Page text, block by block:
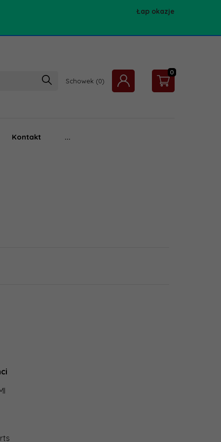
Łap okazje
Schowek
0
Kontakt ...